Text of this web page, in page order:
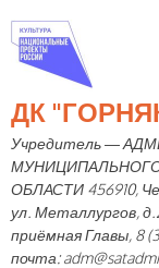
ДК
Учредитель —
ОБЛАСТИ 456910,
ул. Металлургов,
приёмная Главы, 8
почта: